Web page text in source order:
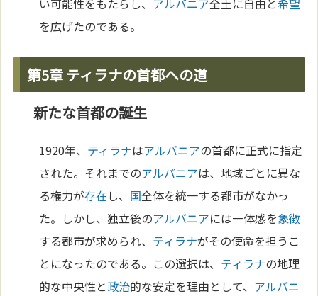
を広げたのである。
第5章 ティラナの首都への道
新たな首都の誕生
1920年、 ティラナはアルバニアの首都に正式に指定
された。それまでのアルバニアは、地域ごとに異な
る権力が存在し、 国全体を統一する都市がなかっ
た。しかし、独立後のアルバニアには一体感を象徴
する都市が求められ、 ティラナがその使命を担うこ
とになったのである。この選択は、 ティラナの地理
的な中央性と政治的な安定を理由として、 アルバニ